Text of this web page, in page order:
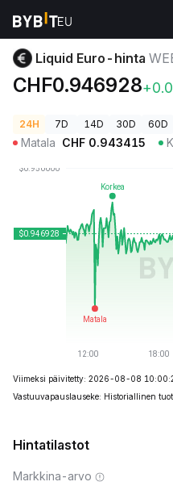
Kryptohinnat Liquid Euro-hinta
Liquid Euro-hinta
CHF0.946928
24H 7D 14D 30D 60D
Matala CHF 0.943415
Viimeksi päivitetty: 2026-08-08
Vastuuvapauslauseke: Historiallinen
Hintatilastot
Markkina-arvo